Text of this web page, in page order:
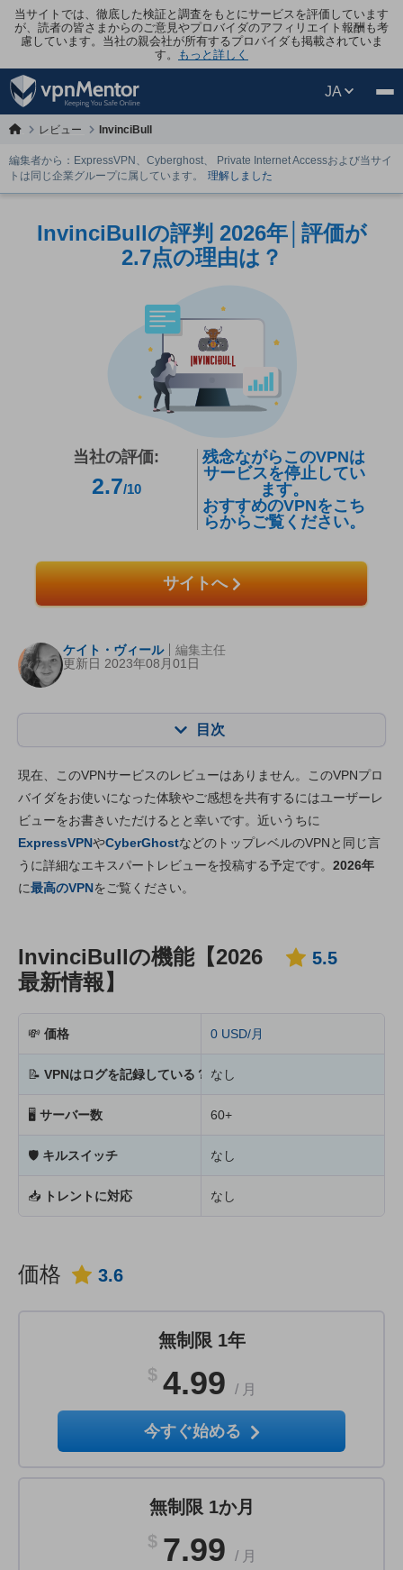
当サイトでは、徹底した検証と調査をもとにサービスを評価しています
が、読者の皆さまからのご意見やプロバイダのアフィリエイト報酬も考
慮しています。当社の親会社が所有するプロバイダも掲載されていま
す。
もっと詳しく
JA
レビュー InvinciBull
編集者から：ExpressVPN、Cyberghost、 Private Internet Accessおよび当サイ
トは同じ企業グループに属しています。
理解しました
InvinciBullの評判 2026年│評価が
2.7点の理由は？
当社の評価:
2.7/10
残念ながらこのVPNは
サービスを停止してい
ます。
おすすめのVPNをこち
らからご覧ください。
サイトへ
ケイト・ヴィール
更新日 2023年08月01日
編集主任
目次
主な特徴 5.5
インストール・アプリ 5.6
価格
信頼性とサポート 3.6
現在、このVPNサービスのレビューはありません。このVPNプロ
バイダをお使いになった体験やご感想を共有するにはユーザーレ
ビューをお書きいただけるとと幸いです。近いうちに
ExpressVPNやCyberGhostなどのトップレベルのVPNと同じ言
うに詳細なエキスパートレビューを投稿する予定です。 2026年
に最高のVPNをご覧ください。
InvinciBullの機能【2026
最新情報】
5.5
💸 価格 0 USD/月
📝 VPNはログを記録している？ なし
🖥 サーバー数 60+
🛡 キルスイッチ なし
📥 トレントに対応 なし
価格 3.6
無制限 1年
$ 4.99 / 月
今すぐ始める
無制限 1か月
$ 7.99 / 月